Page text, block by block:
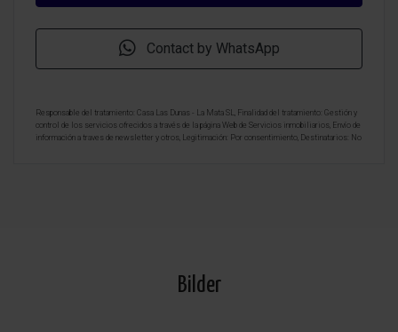
Contact by WhatsApp
Responsable del tratamiento: Casa Las Dunas - La Mata SL, Finalidad del tratamiento: Gestión y
control de los servicios ofrecidos a través de la página Web de Servicios inmobiliarios, Envío de
información a traves de newsletter y otros, Legitimación: Por consentimiento, Destinatarios: No
Bilder